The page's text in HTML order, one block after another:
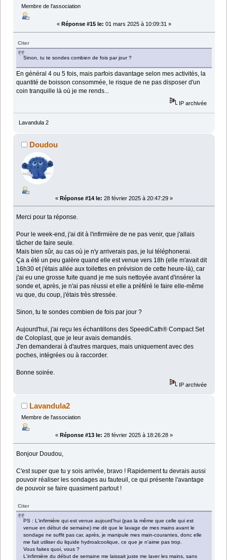
Membre de l'association
« Réponse #15 le: 01 mars 2025 à 10:09:31 »
Citer
Sinon, tu te sondes combien de fois par jour ?
En général 4 ou 5 fois, mais parfois davantage selon mes activités, la
quantité de boisson consommée, le risque de ne pas disposer d'un
coin tranquille là où je me rends...
IP archivée
Lavandula 2
Doudou
« Réponse #14 le: 28 février 2025 à 20:47:29 »
Merci pour ta réponse.
Pour le week-end, j'ai dit à l'infirmière de ne pas venir, que j'allais
tâcher de faire seule.
Mais bien sûr, au cas où je n'y arriverais pas, je lui téléphonerai.
Ça a été un peu galère quand elle est venue vers 18h (elle m'avait dit
16h30 et j'étais allée aux toilettes en prévision de cette heure-là), car
j'ai eu une grosse fuite quand je me suis nettoyée avant d'insérer la
sonde et, après, je n'ai pas réussi et elle a préféré le faire elle-même
vu que, du coup, j'étais très stressée.
Sinon, tu te sondes combien de fois par jour ?
Aujourd'hui, j'ai reçu les échantillons des SpeediCath® Compact Set
de Coloplast, que je leur avais demandés.
J'en demanderai à d'autres marques, mais uniquement avec des
poches, intégrées ou à raccorder.
Bonne soirée.
IP archivée
Lavandula2
Membre de l'association
« Réponse #13 le: 28 février 2025 à 18:26:28 »
Bonjour Doudou,
C'est super que tu y sois arrivée, bravo ! Rapidement tu devrais aussi
pouvoir réaliser les sondages au fauteuil, ce qui présente l'avantage
de pouvoir se faire quasiment partout !
Citer
PS : L'infirmière qui est venue aujourd'hui (pas la même que celle qui est
venue en début de semaine) me dit que le lavage de mes mains avant le
sondage ne suffit pas car, après, je manipule mes main-courantes, donc elle
me fait utiliser du liquide hydroalcoolique, ce que je n'aime pas trop.
Vous faites quoi, vous ?
L'infirmière du début de semaine me laissait juste me laver les mains, sans